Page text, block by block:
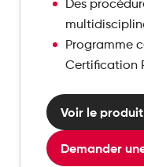
Des
Programme
Certification
Voir le produit
Demander